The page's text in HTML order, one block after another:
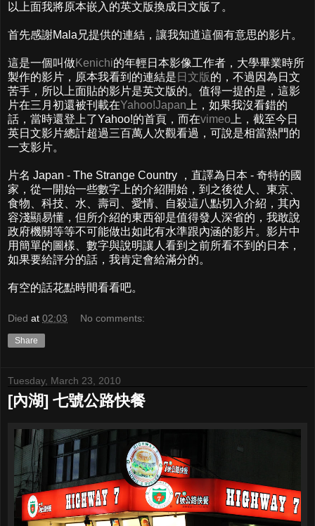
以上面我將原本嵌入的英文版換成日文版了。
首先感謝Mala兄提供的連結，讓我知道這個有意思的影片。
這是一個叫做Kenichi的年輕日本影像工作者，大學畢業時所
製作的影片，原本我看到的連結是 日文版的，不過因為日文
苦手，所以上面貼的影片是英文版的。值得一提的是，這影
片在三月初還被刊載在Yahoo!Japan 上，如果我沒看錯的
話，當時還登上了Yahoo!的首頁，而在vimeo 上，截至今日
英日文影片總計超過三百萬人次觀看過，可說是相當熱門的
一支影片。
片名 Japan - The Strange Country ，直譯為日本 - 奇特的國
家，從一開始一些數字上的介紹開始，到之後從人、東京、
食物、科技、水、壽司、愛情、自殺這八點切入介紹，其內
容淺顯易懂，但所介紹的東西卻是值得發人深省的，我敢說
政府機關等等不可能做出如此有水準跟內涵的影片。影片中
用簡單的圖樣、數字與說明讓人看到之前所看不到的日本，
如果要給評分的話，我肯定會給滿分的。
有空的話花點時間看看吧。
Died at 02:03 No comments:
Share
Tuesday, March 23, 2010
[內湖] 七號公路快餐